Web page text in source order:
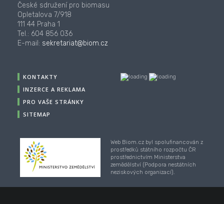
České sdružení pro biomasu
Opletalova 7/918
111 44 Praha 1
Tel.: 604 856 036
E-mail: sekretariat@biom.cz
KONTAKTY
INZERCE A REKLAMA
PRO VAŠE STRÁNKY
SITEMAP
Web Biom.cz byl spolufinancován z
prostředků státního rozpočtu ČR
prostřednictvím Ministerstva
zemědělství (Podpora nestátních
neziskových organizací).